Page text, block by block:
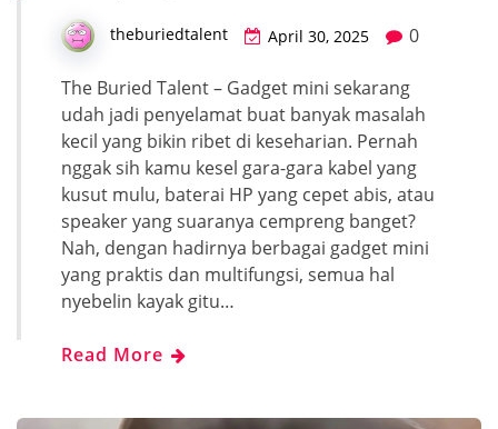
theburiedtalent April 30, 2025 0
The Buried Talent – Gadget mini sekarang
udah jadi penyelamat buat banyak masalah
kecil yang bikin ribet di keseharian. Pernah
nggak sih kamu kesel gara-gara kabel yang
kusut mulu, baterai HP yang cepet abis, atau
speaker yang suaranya cempreng banget?
Nah, dengan hadirnya berbagai gadget mini
yang praktis dan multifungsi, semua hal
nyebelin kayak gitu…
Read More